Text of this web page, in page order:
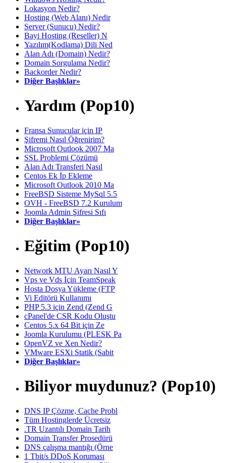
Lokasyon Nedir?
Hosting (Web Alanı) Nedir
Server (Sunucu) Nedir?
Bayi Hosting (Reseller) N
Yazılım(Kodlama) Dili Ned
Alan Adı (Domain) Nedir?
Domain Sorgulama Nedir?
Backorder Nedir?
Diğer Başlıklar»
Yardım (Pop10)
Fransa Sunucular için IP
Şifremi Nasıl Öğrenirim?
Microsoft Outlook 2007 Ma
SSL Problemi Çözümü
Alan Adı Transferi Nasıl
Centos Ek İp Ekleme
Microsoft Outlook 2010 Ma
FreeBSD Sisteme MySql 5.5
OVH - FreeBSD 7.2 Kurulum
Joomla Admin Şifresi Sıfı
Diğer Başlıklar»
Eğitim (Pop10)
Network MTU Ayarı Nasıl Y
Vps ve Vds İçin TeamSpeak
Hosta Dosya Yükleme (FTP
Vi Editörü Kullanımı
PHP 5.3 için Zend (Zend G
cPanel'de CSR Kodu Oluştu
Centos 5.x 64 Bit için Ze
Joomla Kurulumu (PLESK Pa
OpenVZ ve Xen Nedir?
VMware ESXi Statik (Sabit
Diğer Başlıklar»
Biliyor muydunuz? (Pop10)
DNS IP Çözme, Cache Probl
Tüm Hostinglerde Ücretsiz
.TR Uzantılı Domain Tarih
Domain Transfer Prosedürü
DNS çalışma mantığı (Örne
1 Tbit/s DDoS Koruması